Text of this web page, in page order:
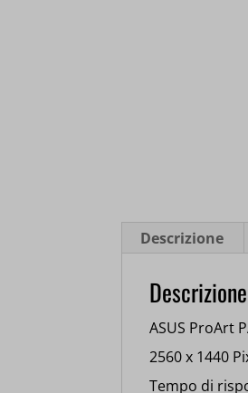
Descrizione
Descrizione
ASUS ProArt
2560 x 1440
Tempo di